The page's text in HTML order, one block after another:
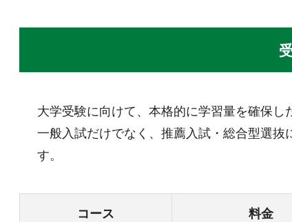
大学受験に向けて、本格的に学習量を確保し
一般入試だけでなく、推薦入試・総合型選
す。
コース 料金